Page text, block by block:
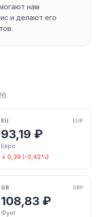
нам
и делают его
EU EUR
93,19 ₽
Евро
↓ 0,39 (-0,42%)
GB GBP
108,83 ₽
Фунт